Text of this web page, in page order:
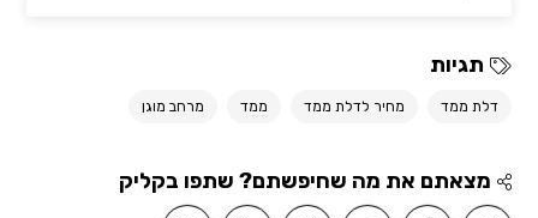
תגיות
דלת ממד מחיר לדלת ממד ממד מרחב מוגן
מצאתם את מה שחיפשתם? שתפו בקליק